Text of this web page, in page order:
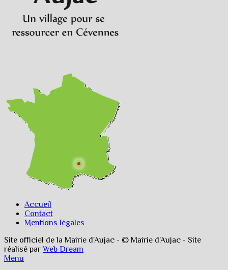
Accueil
Contact
Mentions légales
Site officiel de la Mairie d'Aujac - © Mairie d'Aujac - Site
réalisé parWeb Dream
Menu